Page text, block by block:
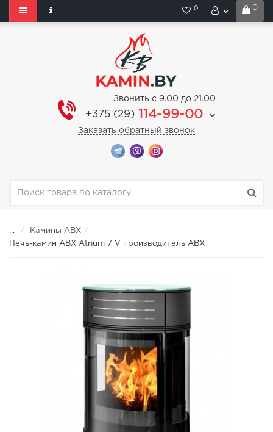
0
0
Звонить с 9.00 до 21.00
+375 (29) 114-99-00
Заказать обратный звонок
...
Камины ABX
Печь-камин ABX Atrium 7 V производитель ABX